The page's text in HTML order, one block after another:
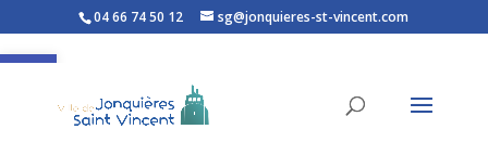
Ouvrir la barre d’outils
04 66 74 50 12 sg@jonquieres-st-vincent.com